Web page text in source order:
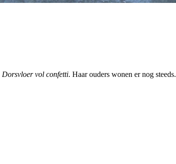
Dorsvloer vol confetti. Haar ouders wonen er nog steeds.